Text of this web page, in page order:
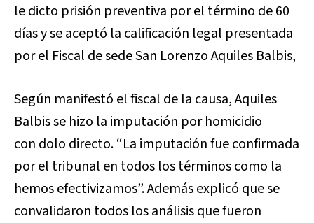
le dicto prisión preventiva por el término de 60
días y se aceptó la calificación legal presentada
por el Fiscal de sede San Lorenzo Aquiles Balbis,
Según manifestó el fiscal de la causa, Aquiles
Balbis se hizo la imputación por homicidio
con dolo directo. “La imputación fue confirmada
por el tribunal en todos los términos como la
hemos efectivizamos”. Además explicó que se
convalidaron todos los análisis que fueron